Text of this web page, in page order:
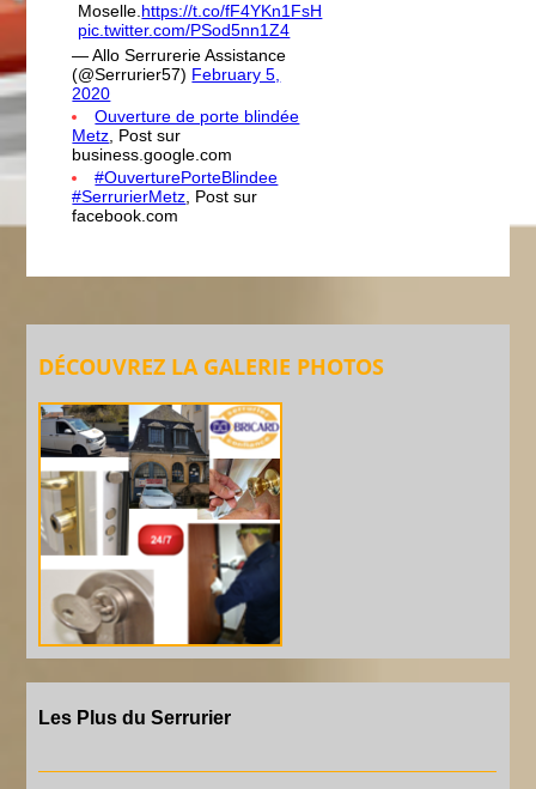
Moselle. https://t.co/fF4YKn1FsH
pic.twitter.com/PSod5nn1Z4
— Allo Serrurerie Assistance
(@Serrurier57) February 5,
2020
Ouverture de porte blindée
Metz , Post sur
business.google.com
#OuverturePorteBlindee
#SerrurierMetz , Post sur
facebook.com
DÉCOUVREZ LA GALERIE PHOTOS
Les Plus du Serrurier